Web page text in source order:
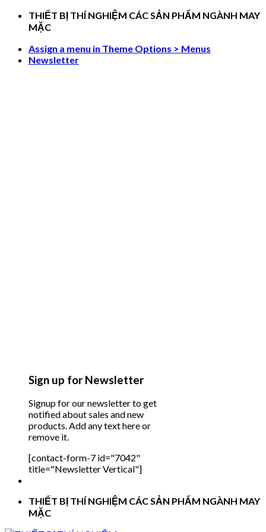
Skip
THIẾT BỊ THÍ NGHIỆM CÁC SẢN PHẨM NGÀNH MAY
MẶC
Assign a menu in Theme Options > Menus
Newsletter
Sign up for Newsletter
Signup for our newsletter to get
notified about sales and new
products. Add any text here or
remove it.
[contact-form-7 id="7042"
title="Newsletter Vertical"]
THIẾT BỊ THÍ NGHIỆM CÁC SẢN PHẨM NGÀNH MAY
MẶC